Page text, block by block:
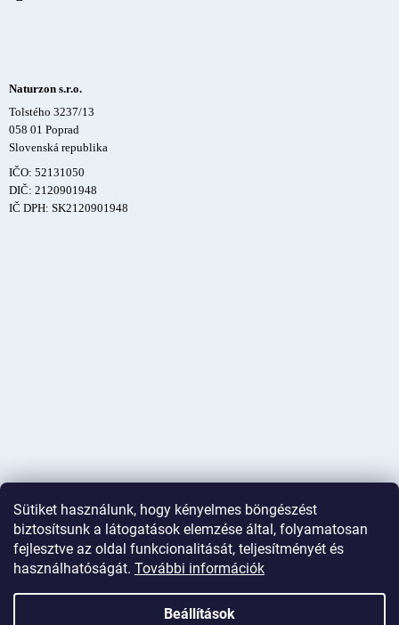
Sütiket használunk, hogy kényelmes böngészést
biztosítsunk a látogatások elemzése által, folyamatosan
fejlesztve az oldal funkcionalitását, teljesítményét és
használhatóságát. További információk
Beállítások
Naturzon s.r.o.
Tolstého 3237/13
058 01 Poprad
Slovenská republika
IČO: 52131050
DIČ: 2120901948
IČ DPH: SK2120901948